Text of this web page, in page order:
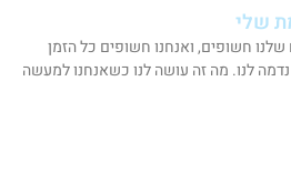
שלי
חשופים, ואנחנו חשופים כל הזמן
לנו. מה זה עושה לנו כשאנחנו למעשה